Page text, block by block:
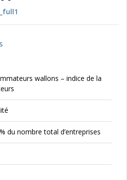
wallons – indice de la
du nombre total d’entreprises